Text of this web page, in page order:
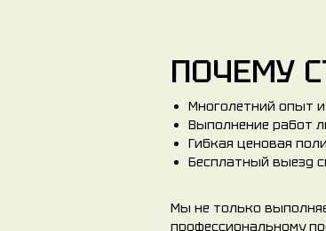
ПОЧЕМУ
Многолетний опыт
Выполнение работ
Гибкая ценовая
Бесплатный выезд
Мы не только
профессиональному